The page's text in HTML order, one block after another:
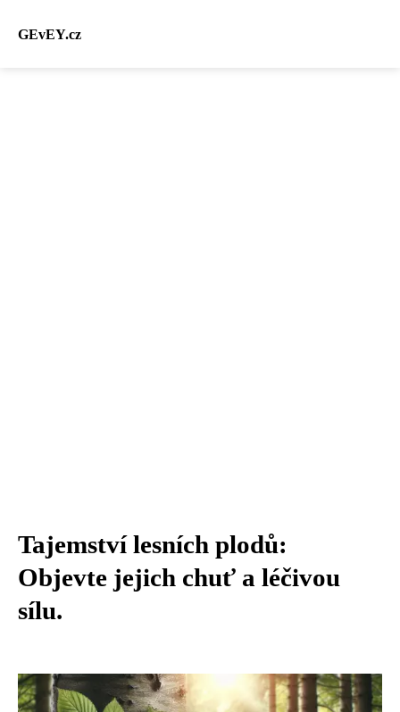
GEvEY.cz
Tajemství lesních plodů:
Objevte jejich chuť a léčivou
sílu.